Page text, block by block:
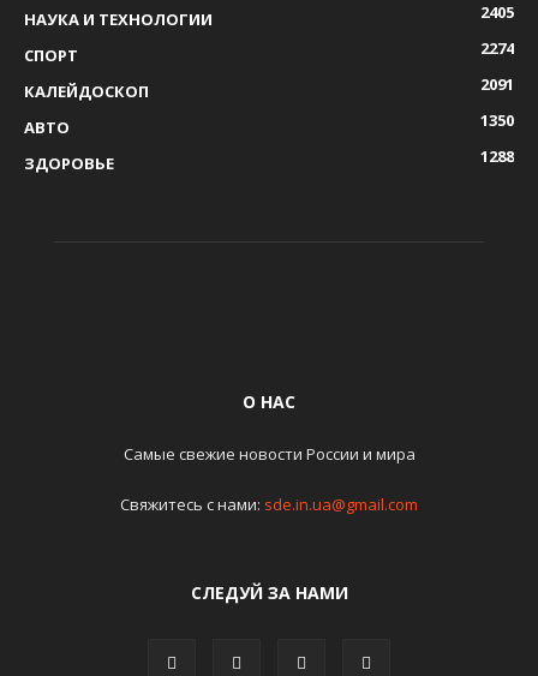
НАУКА И ТЕХНОЛОГИИ
2405
СПОРТ
2274
КАЛЕЙДОСКОП
2091
АВТО
1350
ЗДОРОВЬЕ
1288
О НАС
Самые свежие новости России и мира
Свяжитесь с нами: sde.in.ua@gmail.com
СЛЕДУЙ ЗА НАМИ